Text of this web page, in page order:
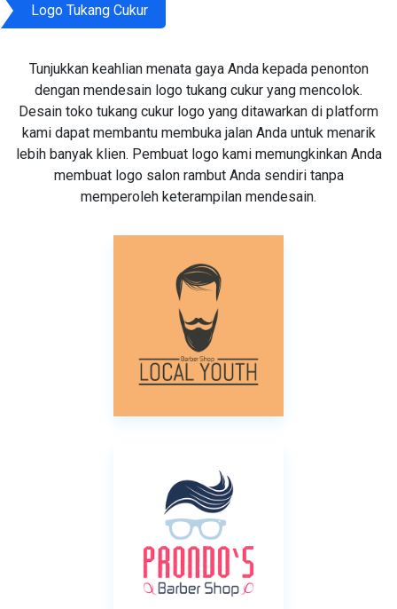
Logo Tukang Cukur
Tunjukkan keahlian menata gaya Anda kepada penonton
dengan mendesain logo tukang cukur yang mencolok.
Desain toko tukang cukur logo yang ditawarkan di platform
kami dapat membantu membuka jalan Anda untuk menarik
lebih banyak klien. Pembuat logo kami memungkinkan Anda
membuat logo salon rambut Anda sendiri tanpa
memperoleh keterampilan mendesain.